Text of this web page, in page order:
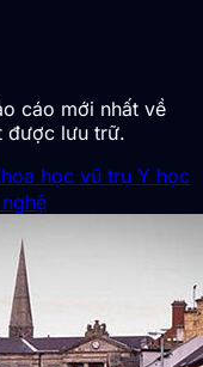
cáo mới nhất về
được lưu trữ.
học vũ trụ Y học